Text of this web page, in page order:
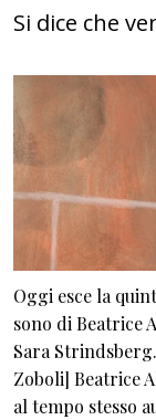
Si dice che
Oggi esce la
sono di Beatrice
Sara
Zoboli] Beatrice
al tempo stesso